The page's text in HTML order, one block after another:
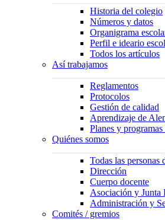
Historia del colegio
Números y datos
Organigrama
Perfil e ideario
Todos los artículos
Así trabajamos
Reglamentos
Protocolos
Gestión de calidad
Aprendizaje de
Planes y programas
Quiénes somos
Todas las personas
Dirección
Cuerpo docente
Asociación y Junta
Administración y
Comités / gremios